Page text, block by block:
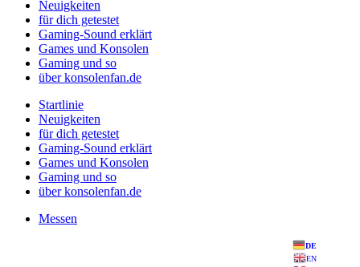
Neuigkeiten
für dich getestet
Gaming-Sound erklärt
Games und Konsolen
Gaming und so
über konsolenfan.de
Startlinie
Neuigkeiten
für dich getestet
Gaming-Sound erklärt
Games und Konsolen
Gaming und so
über konsolenfan.de
Messen
DE
EN